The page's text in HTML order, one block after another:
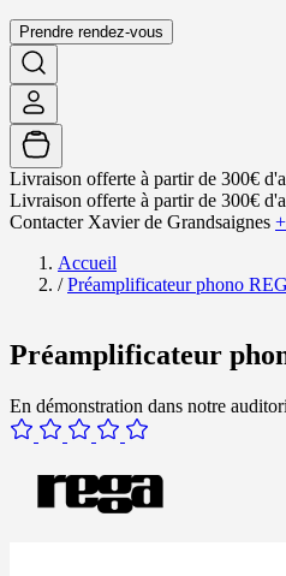
Prendre rendez-vous
Livraison offerte à partir de 300€
Livraison offerte à partir de 300€
Contacter Xavier de Grandsaignes
Accueil
/ Préamplificateur phono
Préamplificateur
En démonstration dans notre